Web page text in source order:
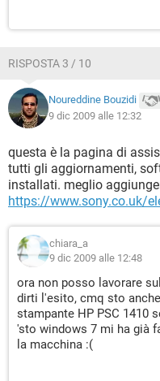
RISPOSTA 3 / 10
Noureddine Bouzidi
9 dic 2009 alle 12:32
questa è la pagina di
tutti gli aggiornamenti,
installati. meglio
https://www.sony.co.uk/
chiara_a
9 dic 2009 alle 12:48
ora non posso lavorare
dirti l'esito, cmq sto
stampante HP PSC 1410
'sto windows 7 mi ha già
la macchina :(